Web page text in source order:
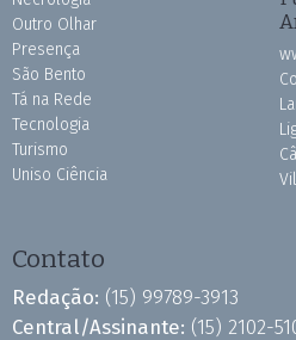
Outro Olhar
Presença
São Bento
Tá na Rede
Tecnologia
Turismo
Uniso Ciência
Contato
Redação: (15) 99789-3913
Central/Assinante: (15) 2102-